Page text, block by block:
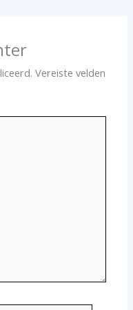
Vereiste velden